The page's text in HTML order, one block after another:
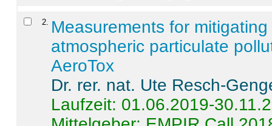
2
Measurements for
atmospheric particulate
AeroTox
Dr. rer. nat. Ute Resch-
Laufzeit: 01.06.2019-